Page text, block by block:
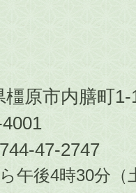
原市内膳町1-
4001
47-2747
午後4時30分